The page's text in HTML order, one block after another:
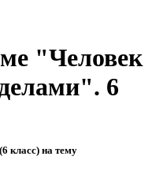
"Человек
6
класс) на тему